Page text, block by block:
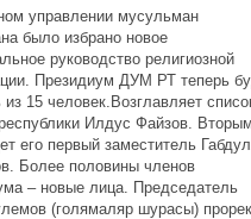
управлении мусульман
было избрано новое
руководство религиозной
Президиум ДУМ РТ теперь
из 15 человек.Возглавляет
Илдус Файзов.
его первый заместитель
Более половины членов
– новые лица. Председатель
(голямаляр шурасы)